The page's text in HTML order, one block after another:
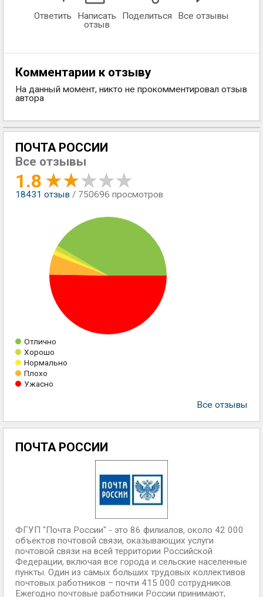
Ответить
Написать
отзыв
Поделиться Все отзывы
Комментарии к отзыву
На данный момент, никто не прокомментировал отзыв
автора
ПОЧТА РОССИИ
Все отзывы
1.8
18431 отзыв / 750696 просмотров
Отлично
Хорошо
Нормально
Плохо
Ужасно
Все отзывы
ПОЧТА РОССИИ
ФГУП "Почта России" - это 86 филиалов, около 42 000
объектов почтовой связи, оказывающих услуги
почтовой связи на всей территории Российской
Федерации, включая все города и сельские населенные
пункты. Один из самых больших трудовых коллективов
почтовых работников – почти 415 000 сотрудников.
Ежегодно почтовые работники России принимают,